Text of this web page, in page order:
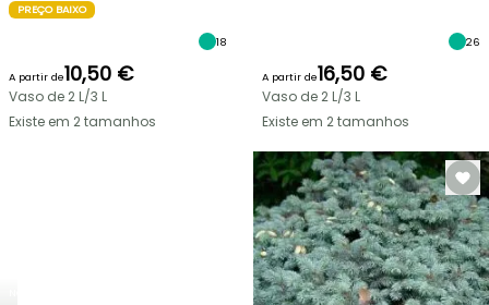
PREÇO BAIXO
18
A partir de10,50 €
Vaso de 2 L/3 L
Existe em 2 tamanhos
26
A partir de16,50 €
Vaso de 2 L/3 L
Existe em 2 tamanhos